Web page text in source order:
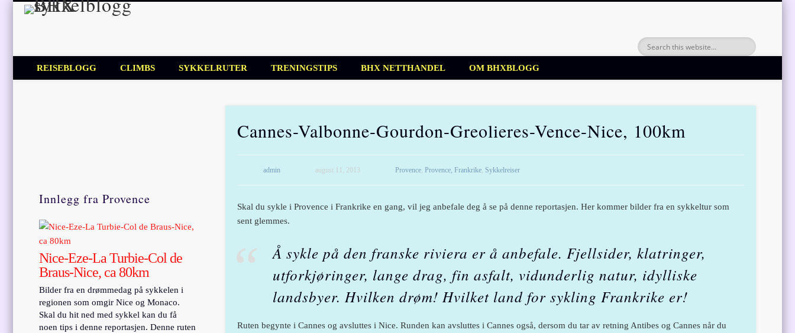
REISEBLOGG CLIMBS SYKKELRUTER TRENINGSTIPS BHX NETTHANDEL OM BHXBLOGG
Cannes-Valbonne-Gourdon-Greolieres-Vence-Nice, 100km
admin august 11, 2013 Provence, Provence, Frankrike, Sykkelreiser
Skal du sykle i Provence i Frankrike en gang, vil jeg anbefale deg å se på denne reportasjen. Her kommer bilder fra en sykkeltur som
sent glemmes.
Å sykle på den franske riviera er å anbefale. Fjellsider, klatringer,
utforkjøringer, lange drag, fin asfalt, vidunderlig natur, idylliske
landsbyer. Hvilken drøm! Hvilket land for sykling Frankrike er!
Ruten begynte i Cannes og avsluttes i Nice. Runden kan avsluttes i Cannes også, dersom du tar av retning Antibes og Cannes når du
Innlegg fra Provence
Nice-Eze-La Turbie-Col de
Braus-Nice, ca 80km
Bilder fra en drømmedag på sykkelen i
regionen som omgir Nice og Monaco.
Skal du hit ned med sykkel kan du få
noen tips i denne reportasjen. Denne ruten